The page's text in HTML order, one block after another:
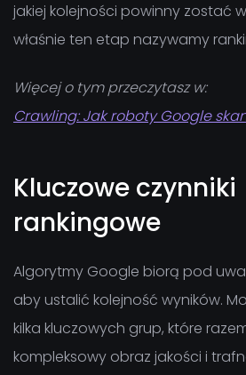
jakiej kolejności powinny zostać
właśnie ten etap nazywamy
Więcej o tym przeczytasz w:
Crawling: Jak roboty Google
Kluczowe czynniki
rankingowe
Algorytmy Google biorą pod
aby ustalić kolejność wyników.
kilka kluczowych grup, które
kompleksowy obraz jakości i